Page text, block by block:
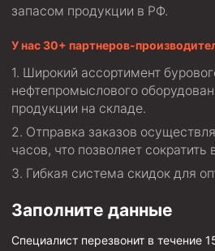
Муфта БТС 324
Муфта БТС 245
Муфта БТС 178
Муфта БТС 168
Муфта ОТТМ 245
Муфта ОТТМ 324
запасом продукции в РФ.
У нас 30+ партнеров-
Широкий ассортимент
нефтепромыслового
продукции на складе.
Отправка заказов
часов, что позволяет сократить
Гибкая система скидок для
Заполните данные
Специалист перезвонит в течение